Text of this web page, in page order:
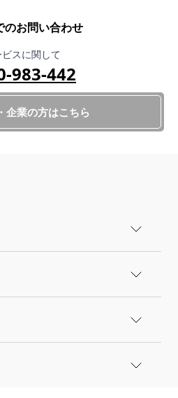
のお問い合わせ
スに関して
983-442
企業の方はこちら